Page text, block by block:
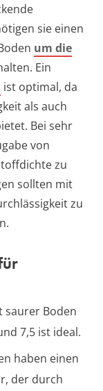
sie einen
um die
Ein
ist optimal, da
als auch
Bei sehr
von
zu
sollten mit
zu
saurer Boden
7,5 ist ideal.
haben einen
der durch